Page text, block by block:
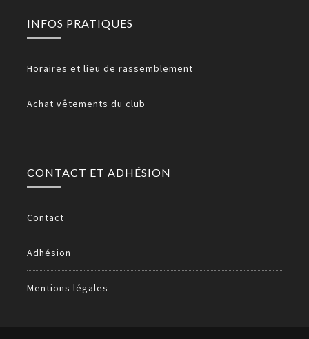
INFOS PRATIQUES
Horaires et lieu de rassemblement
Achat vêtements du club
CONTACT ET ADHÉSION
Contact
Adhésion
Mentions légales